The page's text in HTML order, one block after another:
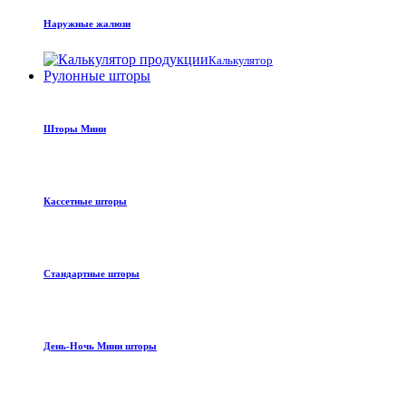
Наружные жалюзи
Калькулятор
Рулонные шторы
Шторы Мини
Кассетные шторы
Стандартные шторы
День-Ночь Мини шторы